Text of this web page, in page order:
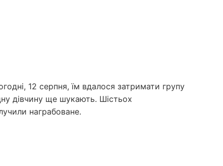
12 серпня, їм вдалося затримати групу
дівчину ще шукають. Шістьох
награбоване.